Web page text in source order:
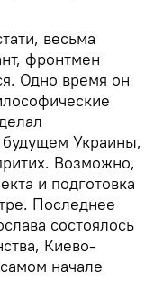
весьма
фронтмен
Одно время он
Украины,
Возможно,
и подготовка
Последнее
состоялось
Киево-
начале